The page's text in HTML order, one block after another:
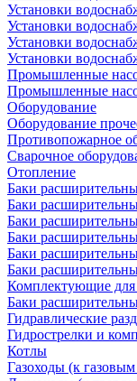
Установки
Установки
Установки
Установки
Промышленные
Промышленные
Оборудование
Оборудование
Противопожарное
Сварочное
Отопление
Баки
Баки
Баки
Баки
Баки
Баки
Комплектующие для
Баки
Гидравлические
Гидрострелки и
Котлы
Газоходы (к